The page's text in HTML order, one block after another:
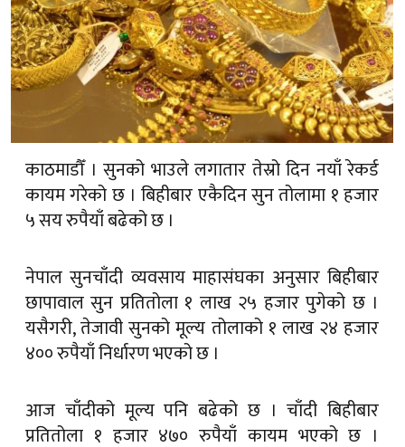
काठमाडौँ । सुनको भाउले लगातार तेस्रो दिन नयाँ रेकर्ड
कायम गरेको छ । बिहीबार एकैदिन सुन तोलामा १ हजार
५ सय रुपैयाँ बढेको छ ।
नेपाल सुनचाँदी व्यवसाय माहासंघका अनुसार बिहीबार
यसैगरी, तेजावी सुनको मूल्य तोलाको १ लाख २४ हजार
४०० रुपैयाँ निर्धारण भएको छ ।
आज चाँदीको मूल्य पनि बढेको छ । चाँदी बिहीबार
अघिल्लो दिन तोलाको १ हजार ४४० रुपैयाँ थियो ।